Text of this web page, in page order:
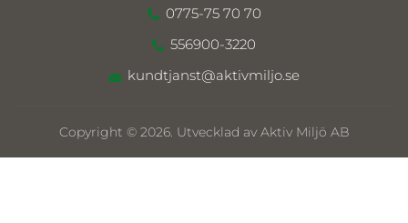
0775-75 70 70
556900-3220
kundtjanst@aktivmiljo.se
Copyright © 2026. Utvecklad av Aktiv Miljö AB